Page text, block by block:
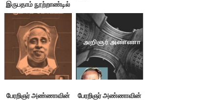
இருபதாம் நூற்றாண்டில்
தமிழ்நாட்டின் நிலைமை
– 3. குமுகாய அமைப்பு,
4.பொருளியல் நிலை,
5.மக்கள் வாழ்க்கை
நிலை
பேரறிஞர் அண்ணாவின்
பேரறிஞர் அண்ணாவின்